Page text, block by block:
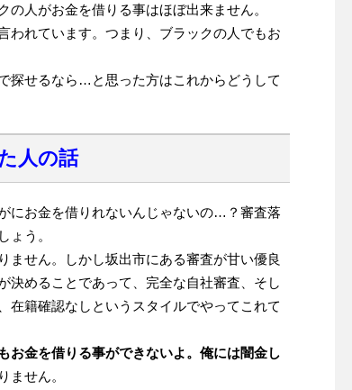
人がお金を借りる事はほぼ出来ません。
われています。つまり、ブラックの人でもお
探せるなら…と思った方はこれからどうして
人の話
にお金を借りれないんじゃないの…？審査落
ょう。
ません。しかし坂出市にある審査が甘い優良
決めることであって、完全な自社審査、そし
在籍確認なしというスタイルでやってこれて
お金を借りる事ができないよ。俺には闇金し
ません。